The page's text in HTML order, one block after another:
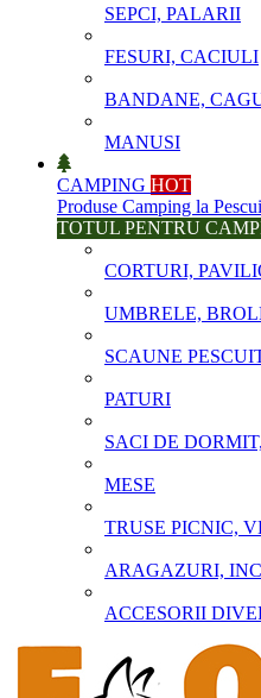
SEPCI, PALARII
FESURI, CACIULI
BANDANE,
MANUSI
CAMPING HOT
Produse Camping la
TOTUL PENTRU
CORTURI,
UMBRELE,
SCAUNE
PATURI
SACI DE
MESE
TRUSE PICNIC,
ARAGAZURI,
ACCESORII